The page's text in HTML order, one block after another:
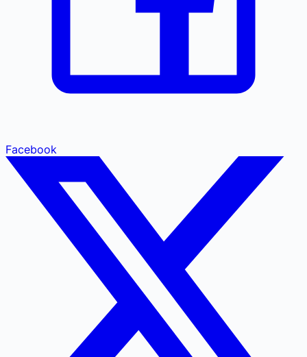
Facebook